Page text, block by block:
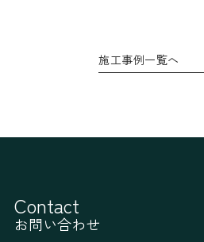
施工事例一覧へ
Contact
お問い合わせ